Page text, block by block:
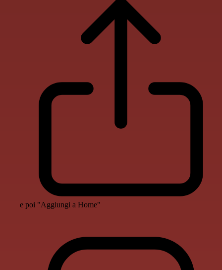
e poi "Aggiungi a Home"